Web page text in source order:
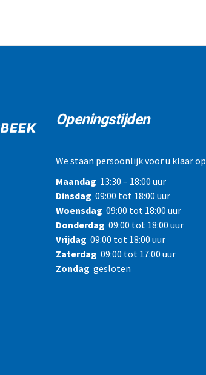
Openingstijden
We staan persoonlijk voor u klaar op
Maandag 13:30 – 18:00 uur
Dinsdag 09:00 tot 18:00 uur
Woensdag 09:00 tot 18:00 uur
Donderdag 09:00 tot 18:00 uur
Vrijdag 09:00 tot 18:00 uur
Zaterdag 09:00 tot 17:00 uur
Zondag gesloten